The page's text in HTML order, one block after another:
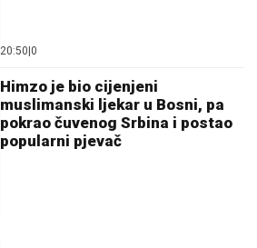
20:50 0
Himzo je bio cijenjeni
muslimanski ljekar u Bosni, pa
pokrao čuvenog Srbina i postao
popularni pjevač